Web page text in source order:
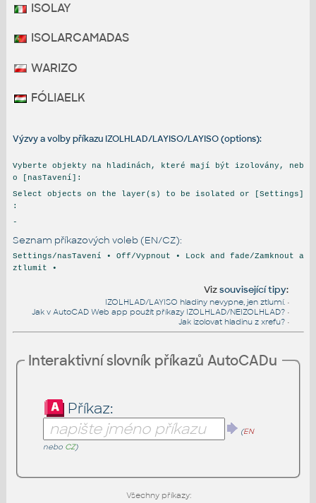
ISOLAY
ISOLARCAMADAS
WARIZO
FÓLIAELK
Výzvy a volby příkazu IZOLHLAD/LAYISO/LAYISO (options):
Vyberte objekty na hladinách, které mají být izolovány, neb
o [nasTavení]:
Select objects on the layer(s) to be isolated or [Settings]
:
-
Seznam příkazových voleb (EN/CZ):
Settings/nasTavení • Off/Vypnout • Lock and fade/Zamknout a
ztlumit •
Vizsouvisející tipy:
IZOLHLAD/LAYISO hladiny nevypne, jen ztlumí. •
Jak v AutoCAD Web app použít příkazy IZOLHLAD/NEIZOLHLAD? •
Jak izolovat hladinu z xrefu? •
Interaktivní slovník příkazů AutoCADu
Příkaz:
(EN
nebo CZ)
Všechny příkazy: